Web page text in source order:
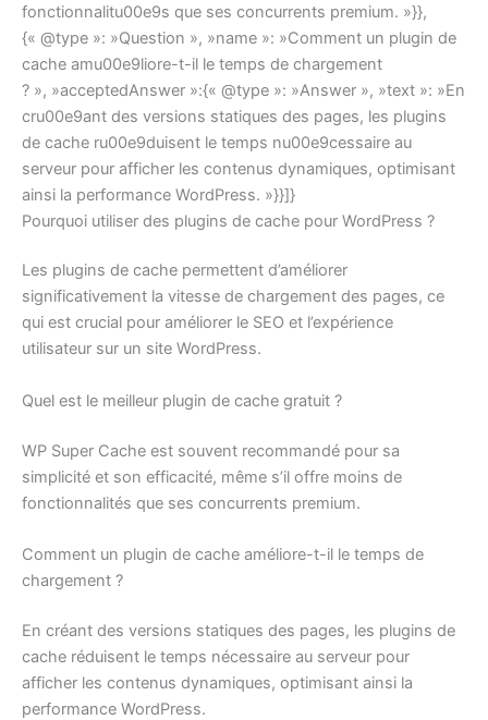
fonctionnalitu00e9s que ses concurrents premium. »}},
{« @type »: »Question », »name »: »Comment un plugin de
cache amu00e9liore-t-il le temps de chargement
? », »acceptedAnswer »:{« @type »: »Answer », »text »: »En
cru00e9ant des versions statiques des pages, les plugins
de cache ru00e9duisent le temps nu00e9cessaire au
serveur pour afficher les contenus dynamiques, optimisant
ainsi la performance WordPress. »}}]}
Pourquoi utiliser des plugins de cache pour WordPress ?
Les plugins de cache permettent d’améliorer
significativement la vitesse de chargement des pages, ce
qui est crucial pour améliorer le SEO et l’expérience
utilisateur sur un site WordPress.
Quel est le meilleur plugin de cache gratuit ?
WP Super Cache est souvent recommandé pour sa
simplicité et son efficacité, même s’il offre moins de
fonctionnalités que ses concurrents premium.
Comment un plugin de cache améliore-t-il le temps de
chargement ?
En créant des versions statiques des pages, les plugins de
cache réduisent le temps nécessaire au serveur pour
afficher les contenus dynamiques, optimisant ainsi la
performance WordPress.